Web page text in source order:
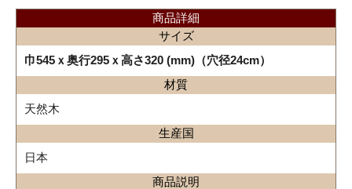
商品詳細
サイズ
巾545ｘ奥行295ｘ高さ320 (mm)（穴径24cm）
材質
天然木
生産国
日本
商品説明